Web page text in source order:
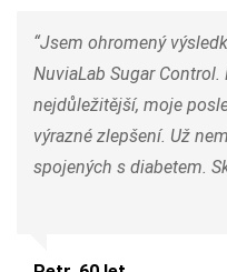
“Jsem ohromený
NuviaLab Sugar
nejdůležitější, moje
výrazné zlepšení. Už
spojených s diabetem.